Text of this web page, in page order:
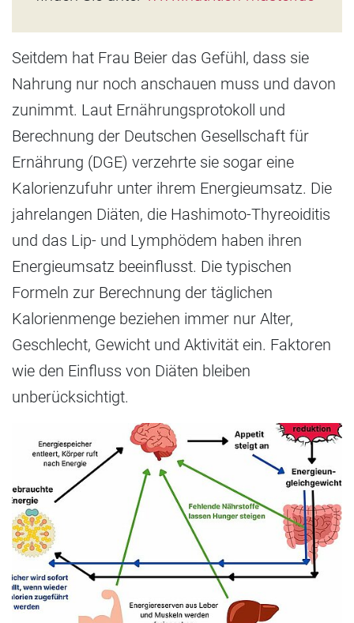
Seitdem hat Frau Beier das Gefühl, dass sie
Nahrung nur noch anschauen muss und davon
zunimmt. Laut Ernährungsprotokoll und
Berechnung der Deutschen Gesellschaft für
Ernährung (DGE) verzehrte sie sogar eine
Kalorienzufuhr unter ihrem Energieumsatz. Die
jahrelangen Diäten, die Hashimoto-Thyreoiditis
und das Lip- und Lymphödem haben ihren
Energieumsatz beeinflusst. Die typischen
Formeln zur Berechnung der täglichen
Kalorienmenge beziehen immer nur Alter,
Geschlecht, Gewicht und Aktivität ein. Faktoren
wie den Einfluss von Diäten bleiben
unberücksichtigt.